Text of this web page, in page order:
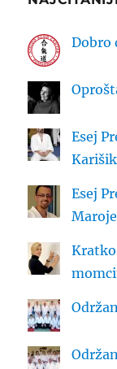
Dobro
Esej
Karišik
Esej